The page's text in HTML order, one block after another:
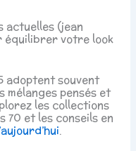
actuelles (jean
équilibrer votre look
adoptent souvent
pensés et
les collections
70 et les conseils en
.